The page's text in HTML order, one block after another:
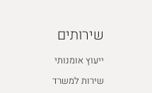
שירותים
ייעוץ אומנותי
שירות למשרד